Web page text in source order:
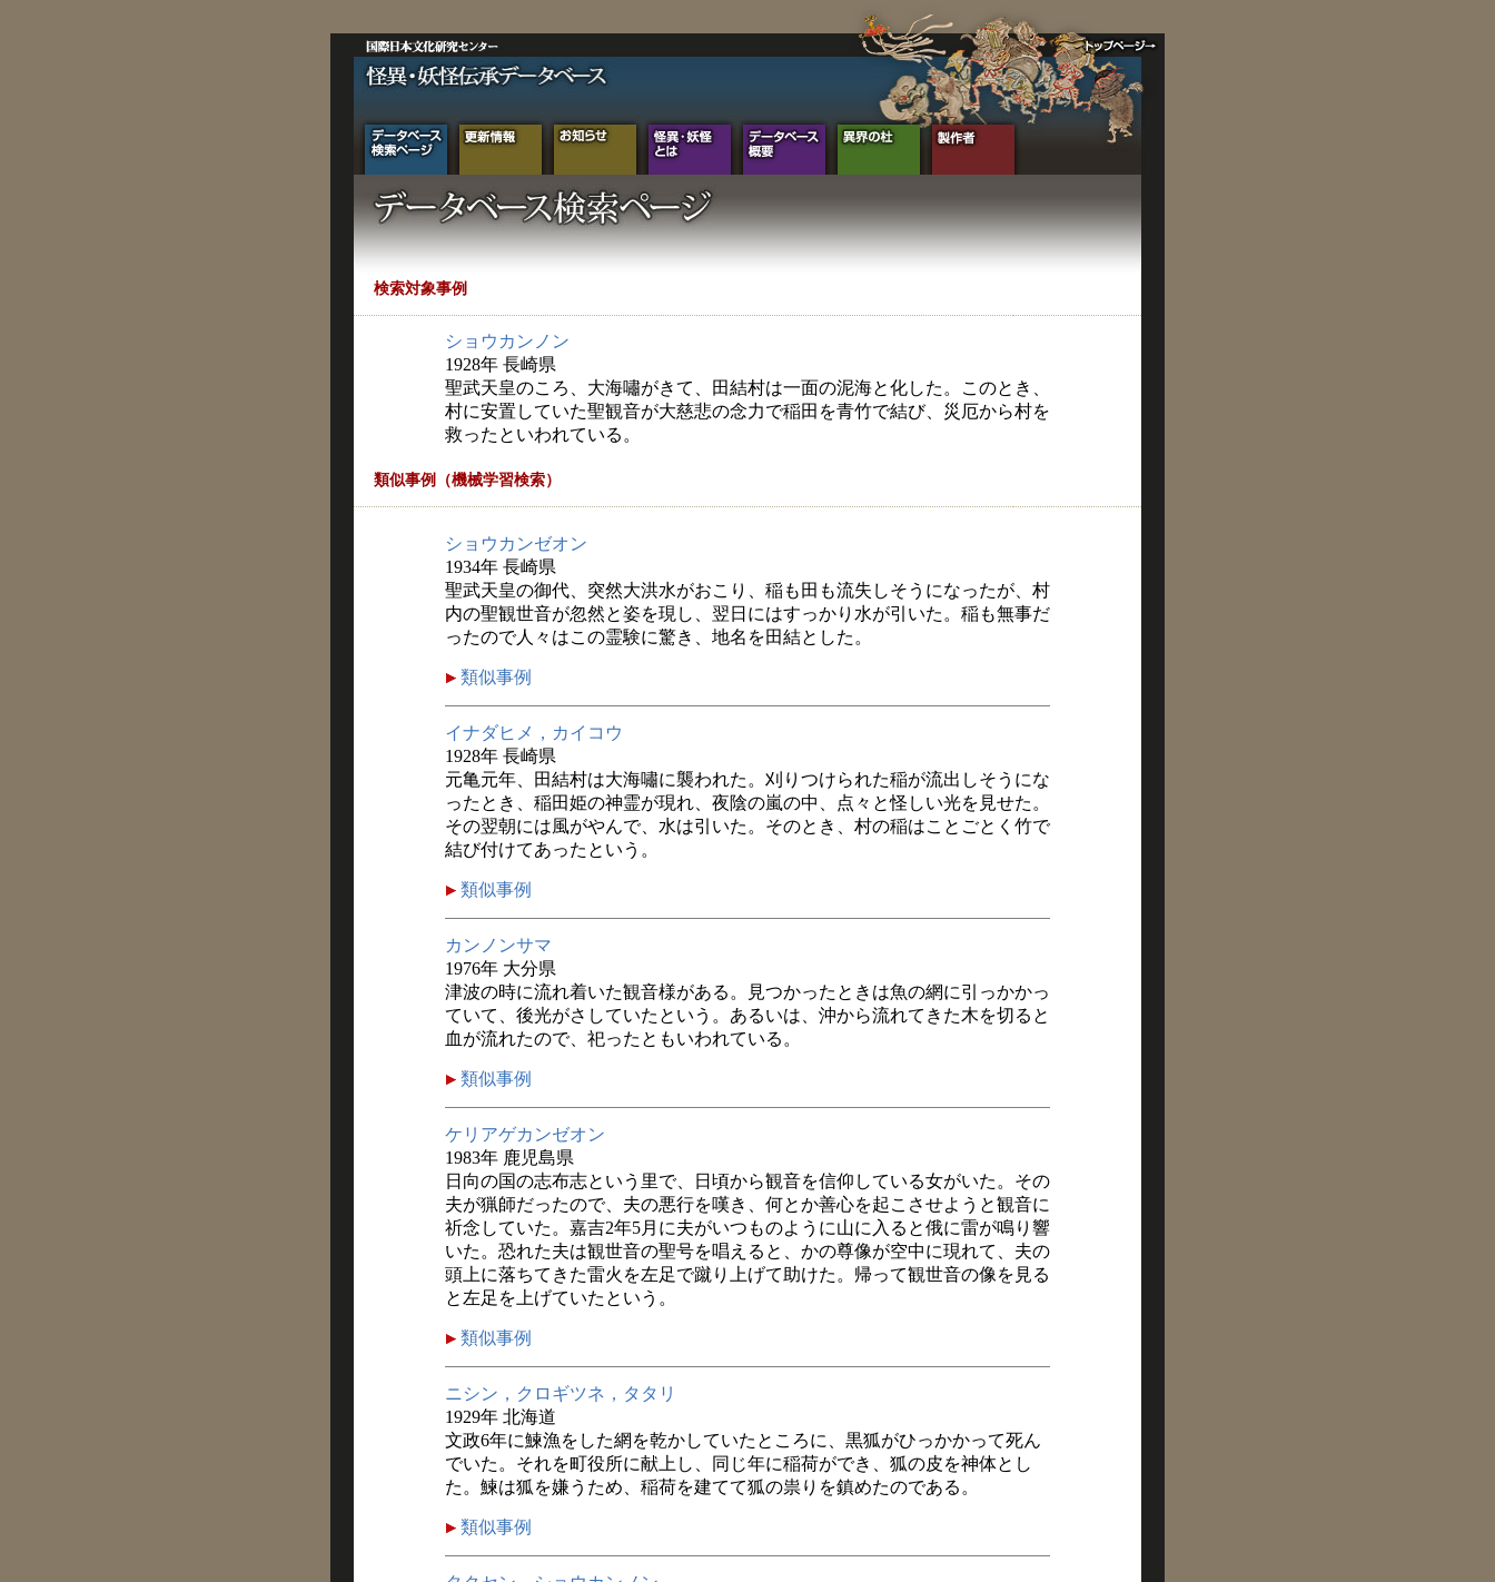
検索対象事例
ショウカンノン
1928年 長崎県
聖武天皇のころ、大海嘯がきて、田結村は一面の泥海と化した。このとき、
村に安置していた聖観音が大慈悲の念力で稲田を青竹で結び、災厄から村を
救ったといわれている。
類似事例（機械学習検索）
ショウカンゼオン
1934年 長崎県
聖武天皇の御代、突然大洪水がおこり、稲も田も流失しそうになったが、村
内の聖観世音が忽然と姿を現し、翌日にはすっかり水が引いた。稲も無事だ
ったので人々はこの霊験に驚き、地名を田結とした。
類似事例
イナダヒメ，カイコウ
1928年 長崎県
元亀元年、田結村は大海嘯に襲われた。刈りつけられた稲が流出しそうにな
ったとき、稲田姫の神霊が現れ、夜陰の嵐の中、点々と怪しい光を見せた。
その翌朝には風がやんで、水は引いた。そのとき、村の稲はことごとく竹で
結び付けてあったという。
類似事例
カンノンサマ
1976年 大分県
津波の時に流れ着いた観音様がある。見つかったときは魚の網に引っかかっ
ていて、後光がさしていたという。あるいは、沖から流れてきた木を切ると
血が流れたので、祀ったともいわれている。
類似事例
ケリアゲカンゼオン
1983年 鹿児島県
日向の国の志布志という里で、日頃から観音を信仰している女がいた。その
夫が猟師だったので、夫の悪行を嘆き、何とか善心を起こさせようと観音に
祈念していた。嘉吉2年5月に夫がいつものように山に入ると俄に雷が鳴り響
いた。恐れた夫は観世音の聖号を唱えると、かの尊像が空中に現れて、夫の
頭上に落ちてきた雷火を左足で蹴り上げて助けた。帰って観世音の像を見る
と左足を上げていたという。
類似事例
ニシン，クロギツネ，タタリ
1929年 北海道
文政6年に鰊漁をした網を乾かしていたところに、黒狐がひっかかって死ん
でいた。それを町役所に献上し、同じ年に稲荷ができ、狐の皮を神体とし
た。鰊は狐を嫌うため、稲荷を建てて狐の祟りを鎮めたのである。
類似事例